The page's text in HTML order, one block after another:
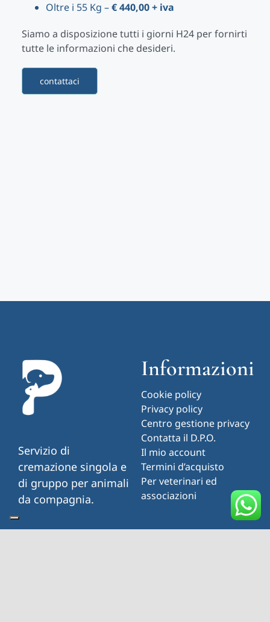
Oltre i 55 Kg –€ 440,00 + iva
Siamo a disposizione tutti i giorni H24 per fornirti
tutte le informazioni che desideri.
contattaci
Servizio di
cremazione singola e
di gruppo per animali
da compagnia.
Informazioni
Cookie policy
Privacy policy
Centro gestione privacy
Contatta il D.P.O.
Il mio account
Termini d’acquisto
Per veterinari ed
associazioni